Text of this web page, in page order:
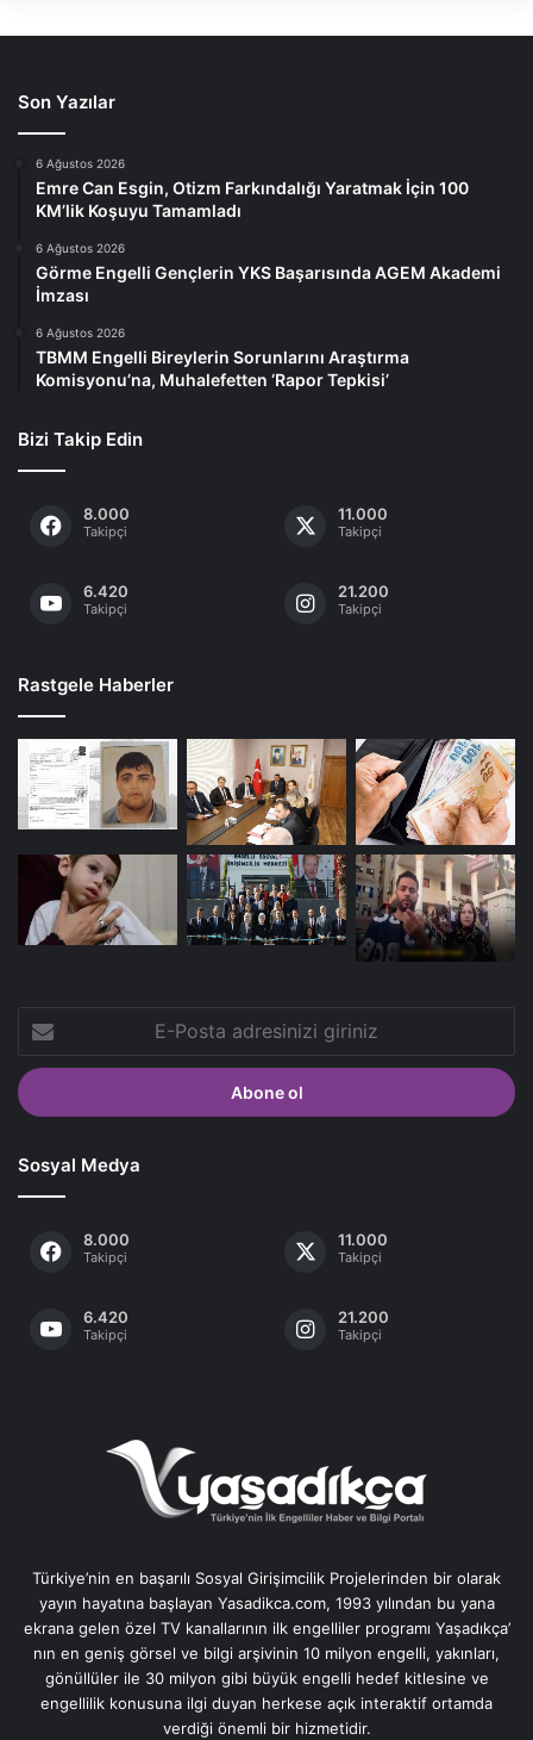
Son Yazılar
6 Ağustos 2026
Emre Can Esgin, Otizm Farkındalığı Yaratmak İçin 100
KM’lik Koşuyu Tamamladı
6 Ağustos 2026
Görme Engelli Gençlerin YKS Başarısında AGEM Akademi
İmzası
6 Ağustos 2026
TBMM Engelli Bireylerin Sorunlarını Araştırma
Komisyonu’na, Muhalefetten ‘Rapor Tepkisi’
Bizi Takip Edin
8.000
Takipçi
11.000
Takipçi
6.420
Takipçi
21.200
Takipçi
Rastgele Haberler
Posta
adresinizi
giriniz
Sosyal Medya
8.000
Takipçi
11.000
Takipçi
6.420
Takipçi
21.200
Takipçi
Türkiye’nin en başarılı Sosyal Girişimcilik Projelerinden bir olarak
yayın hayatına başlayan Yasadikca.com, 1993 yılından bu yana
ekrana gelen özel TV kanallarının ilk engelliler programı Yaşadıkça’
nın en geniş görsel ve bilgi arşivinin 10 milyon engelli, yakınları,
gönüllüler ile 30 milyon gibi büyük engelli hedef kitlesine ve
engellilik konusuna ilgi duyan herkese açık interaktif ortamda
verdiği önemli bir hizmetidir.